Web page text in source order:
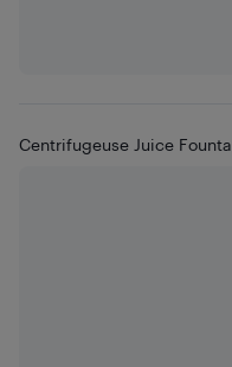
Centrifugeuse Juice